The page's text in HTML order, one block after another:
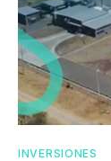
INVERSIONES